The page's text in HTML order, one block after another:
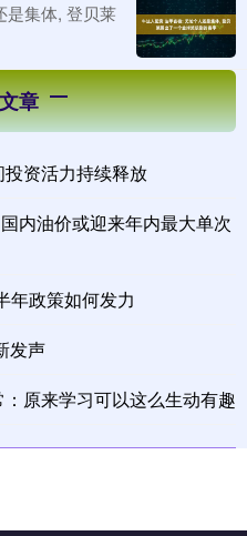
是集体, 登贝莱
章
资活力持续释放
内油价或迎来年内最大单次
年政策如何发力
发声
原来学习可以这么生动有趣